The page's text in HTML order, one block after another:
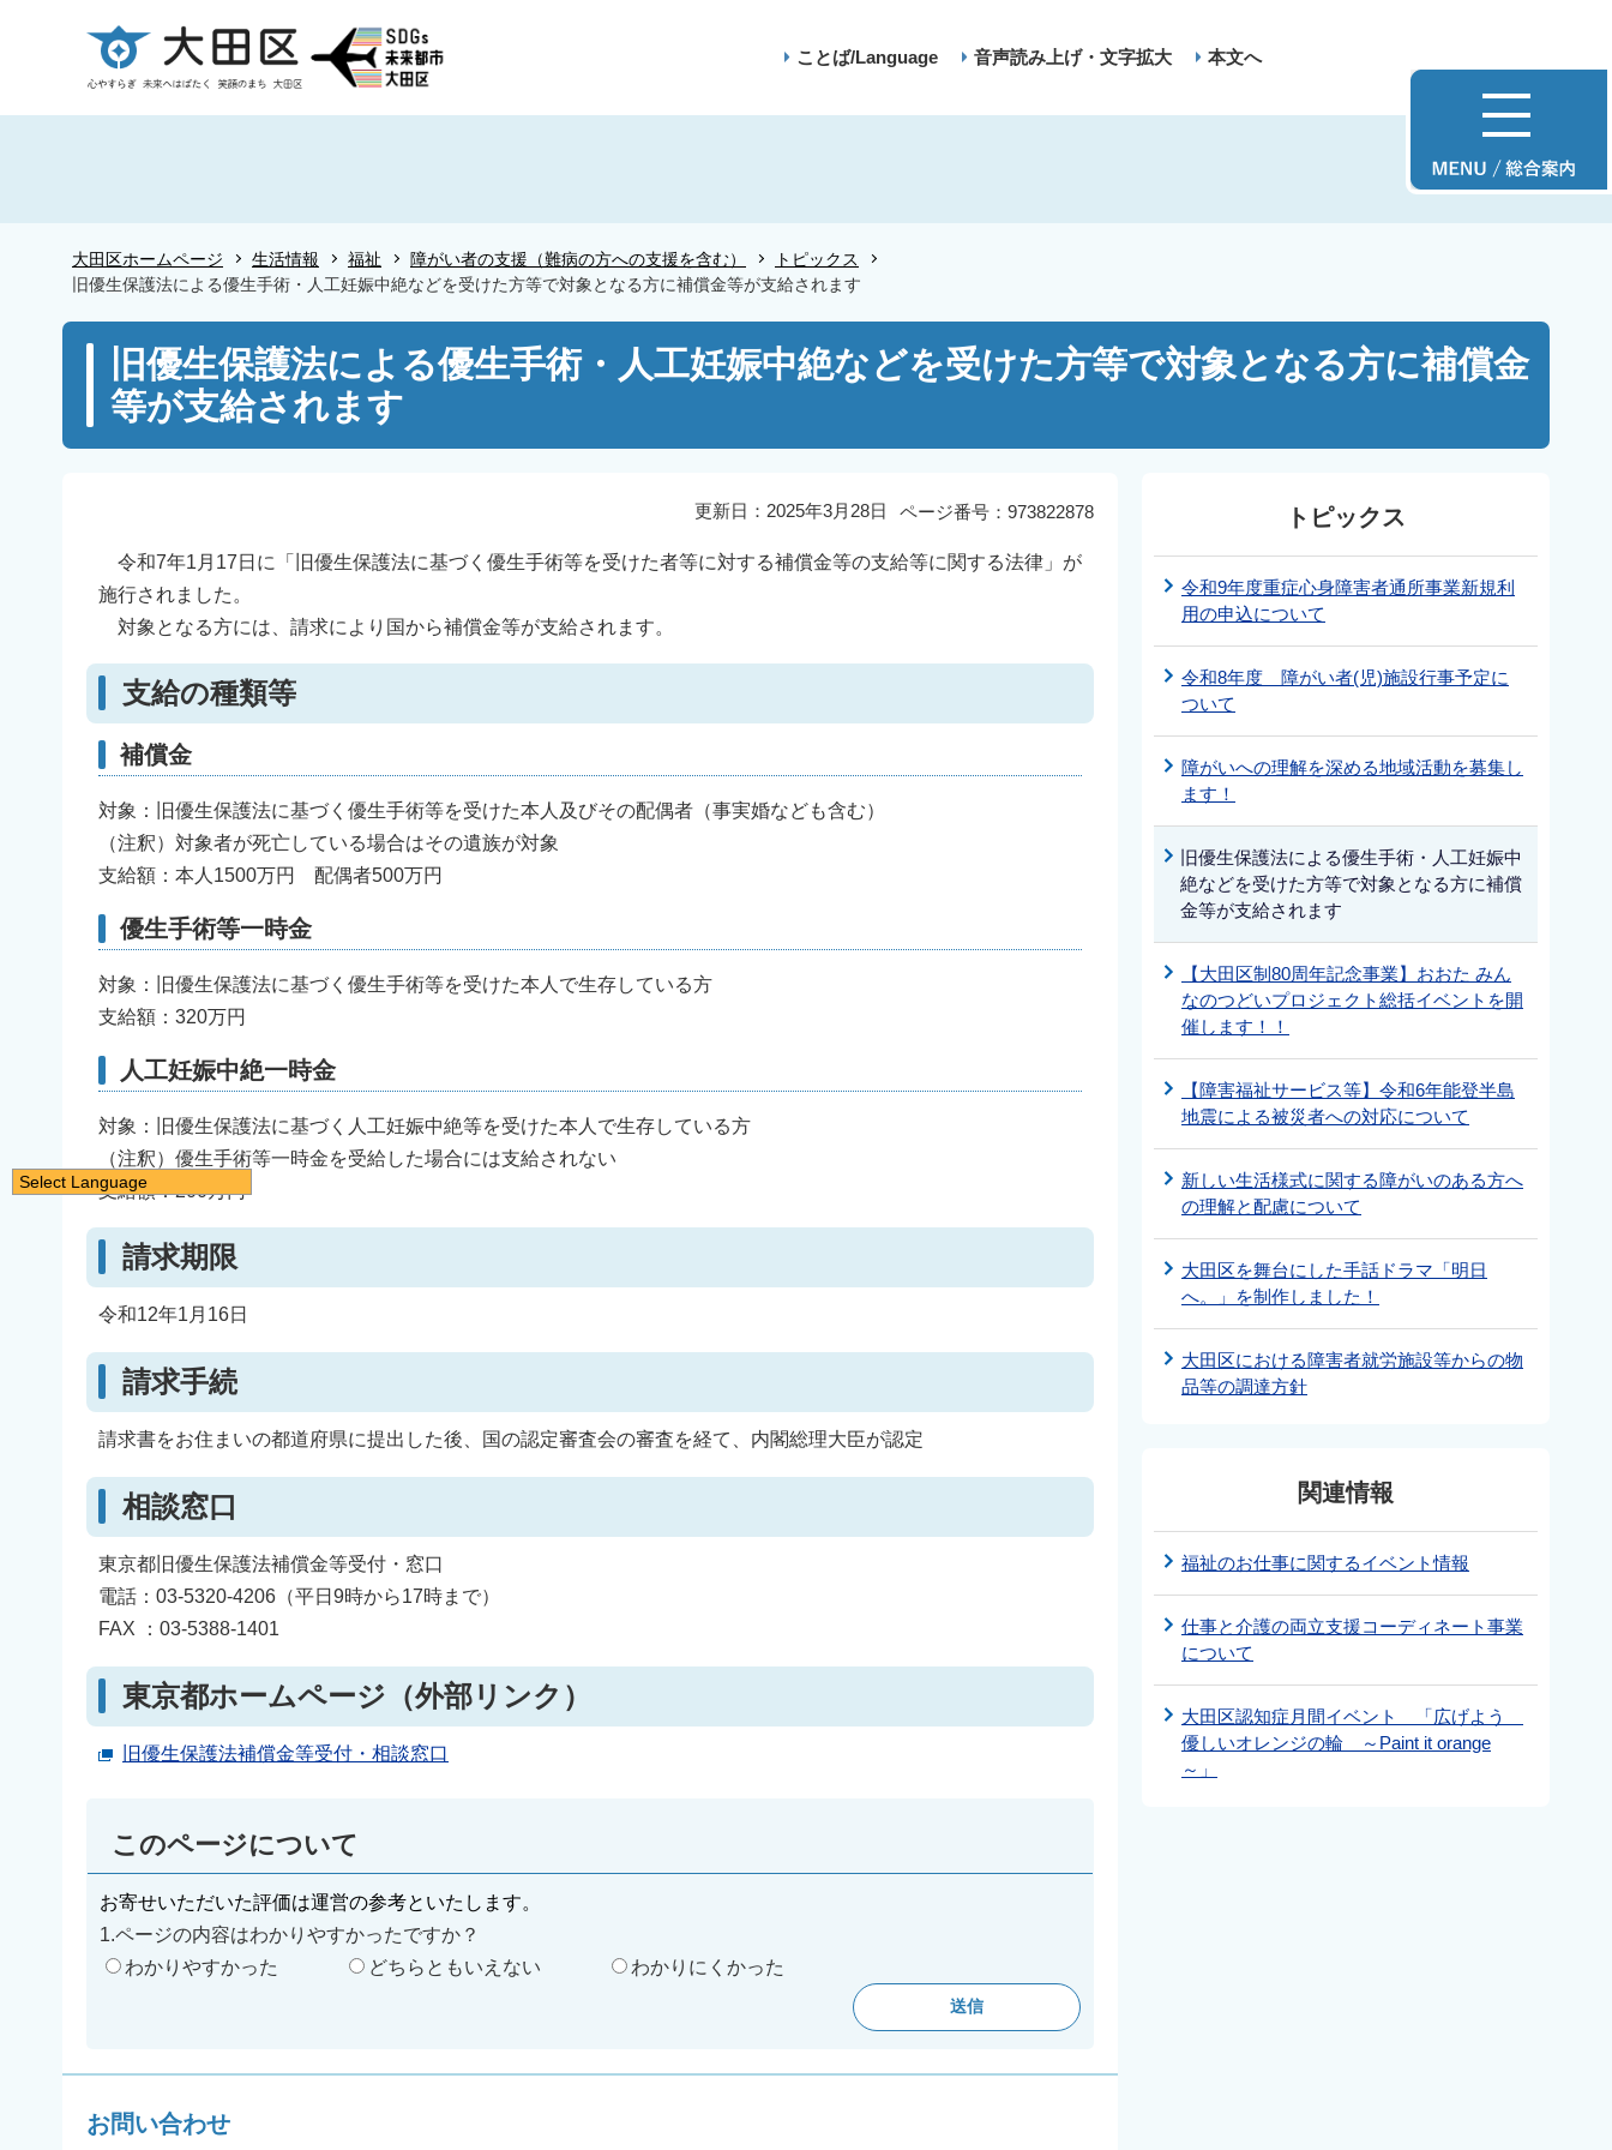
ー
ことば/Language 音声読み上げ・文字拡大 本文へ
大田区ホームページ 生活情報 福祉 障がい者の支援（難病の方への支援を含む）
トピックス
旧優生保護法による優生手術・人工妊娠中絶などを受けた方等で対象となる方に補償金等が支給されます
旧優生保護法による優生手術・人工妊娠中絶などを受けた方等で対象となる方に補償金
等が支給されます
ページ番号：973822878
更新日：2025年3月28日
令和7年1月17日に「旧優生保護法に基づく優生手術等を受けた者等に対する補償金等の支給等に関する法律」が
施行されました。
対象となる方には、請求により国から補償金等が支給されます。
支給の種類等
補償金
対象：旧優生保護法に基づく優生手術等を受けた本人及びその配偶者（事実婚なども含む）
（注釈）対象者が死亡している場合はその遺族が対象
支給額：本人1500万円 配偶者500万円
優生手術等一時金
対象：旧優生保護法に基づく優生手術等を受けた本人で生存している方
支給額：320万円
人工妊娠中絶一時金
対象：旧優生保護法に基づく人工妊娠中絶等を受けた本人で生存している方
（注釈）優生手術等一時金を受給した場合には支給されない
支給額：200万円
請求期限
令和12年1月16日
請求手続
請求書をお住まいの都道府県に提出した後、国の認定審査会の審査を経て、内閣総理大臣が認定
相談窓口
東京都旧優生保護法補償金等受付・窓口
電話：03-5320-4206（平日9時から17時まで）
FAX ：03-5388-1401
東京都ホームページ（外部リンク）
旧優生保護法補償金等受付・相談窓口
このページについて
お寄せいただいた評価は運営の参考といたします。
1.ページの内容はわかりやすかったですか？
わかりやすかった
どちらともいえない わかりにくかった
お問い合わせ
トピックス
令和9年度重症心身障害者通所事業新規利
用の申込について
令和8年度 障がい者(児)施設行事予定に
ついて
障がいへの理解を深める地域活動を募集し
ます！
旧優生保護法による優生手術・人工妊娠中
絶などを受けた方等で対象となる方に補償
金等が支給されます
【大田区制80周年記念事業】おおた みん
なのつどいプロジェクト総括イベントを開
催します！！
【障害福祉サービス等】令和6年能登半島
地震による被災者への対応について
新しい生活様式に関する障がいのある方へ
の理解と配慮について
大田区を舞台にした手話ドラマ「明日
へ。」を制作しました！
大田区における障害者就労施設等からの物
品等の調達方針
関連情報
福祉のお仕事に関するイベント情報
仕事と介護の両立支援コーディネート事業
について
大田区認知症月間イベント 「広げよう
優しいオレンジの輪 ～Paint it orange
～」
Select Language
简体中文